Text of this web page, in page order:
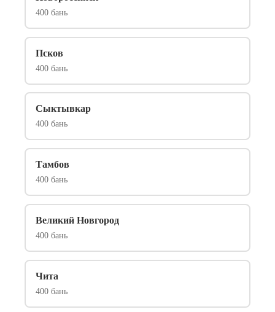
400 бань
Псков
400 бань
Сыктывкар
400 бань
Тамбов
400 бань
Великий Новгород
400 бань
Чита
400 бань